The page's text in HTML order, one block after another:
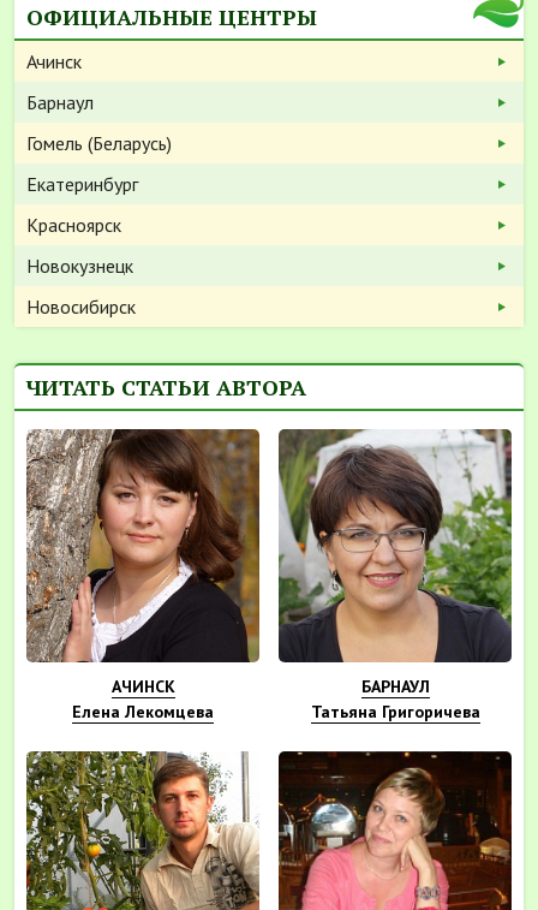
ОФИЦИАЛЬНЫЕ ЦЕНТРЫ
Ачинск
Барнаул
Гомель (Беларусь)
Екатеринбург
Красноярск
Новокузнецк
Новосибирск
ЧИТАТЬ СТАТЬИ АВТОРА
АЧИНСК
Елена Лекомцева
БАРНАУЛ
Татьяна Григоричева